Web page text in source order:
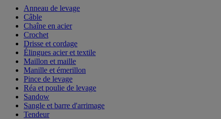
Anneau de levage
Câble
Chaîne en acier
Crochet
Drisse et cordage
Élingues acier et textile
Maillon et maille
Manille et émerillon
Pince de levage
Réa et poulie de levage
Sandow
Sangle et barre d'arrimage
Tendeur